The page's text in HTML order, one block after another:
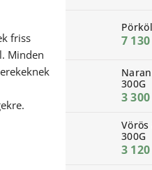
7
300G
3
300G
3
friss
Minden